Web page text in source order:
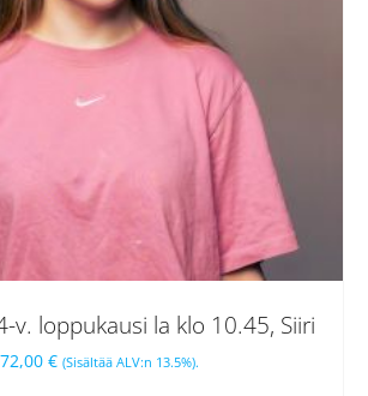
v. loppukausi la klo 10.45, Siiri
72,00 € (Sisältää ALV:n 13.5%).